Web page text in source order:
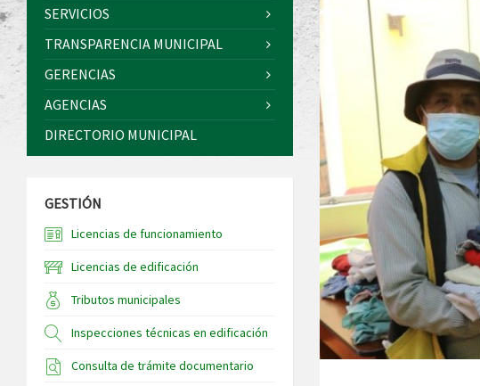
SERVICIOS
TRANSPARENCIA MUNICIPAL
GERENCIAS
AGENCIAS
DIRECTORIO MUNICIPAL
GESTIÓN
Licencias de funcionamiento
Licencias de edificación
Tributos municipales
Inspecciones técnicas en edificación
Consulta de trámite documentario